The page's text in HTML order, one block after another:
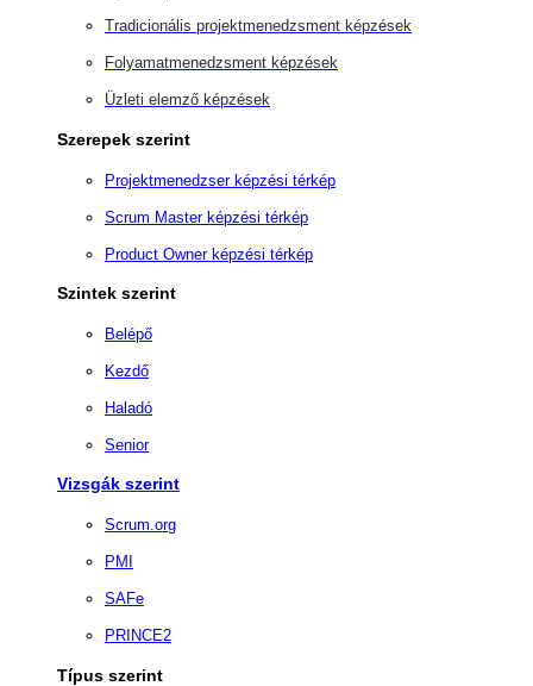
Tradicionális projektmenedzsment képzések
Folyamatmenedzsment képzések
Üzleti elemző képzések
Szerepek szerint
Projektmenedzser képzési térkép
Scrum Master képzési térkép
Product Owner képzési térkép
Szintek szerint
Belépő
Kezdő
Haladó
Senior
Vizsgák szerint
Scrum.org
PMI
SAFe
PRINCE2
Típus szerint